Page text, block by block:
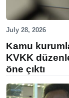
July 28, 2026
Kamu
KVKK
öne çıktı